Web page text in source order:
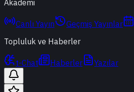
Akademi
Canlı Yayın Geçmiş Yayınlar
Topluluk ve Haberler
t-Chat Haberler Yazılar